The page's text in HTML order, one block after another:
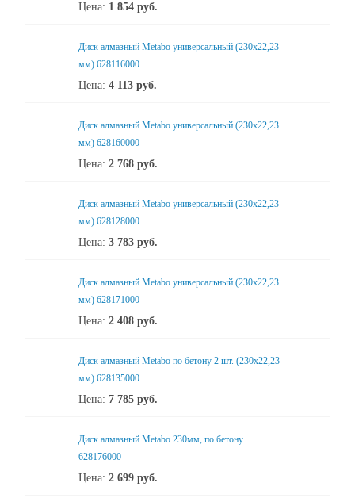
Цена: 1 854 руб.
Диск алмазный Metabo универсальный (230x22,23
мм) 628116000
Цена: 4 113 руб.
Диск алмазный Metabo универсальный (230x22,23
мм) 628160000
Цена: 2 768 руб.
Диск алмазный Metabo универсальный (230x22,23
мм) 628128000
Цена: 3 783 руб.
Диск алмазный Metabo универсальный (230x22,23
мм) 628171000
Цена: 2 408 руб.
Диск алмазный Metabo по бетону 2 шт. (230x22,23
мм) 628135000
Цена: 7 785 руб.
Диск алмазный Metabo 230мм, по бетону
628176000
Цена: 2 699 руб.